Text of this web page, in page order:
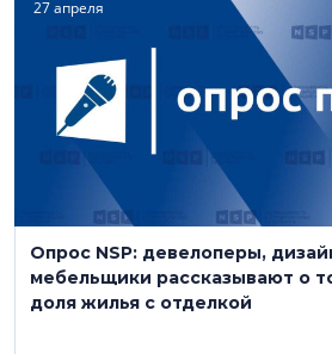
27 апреля
Опрос NSP: девелоперы,
мебельщики рассказывают о
доля жилья с отделкой